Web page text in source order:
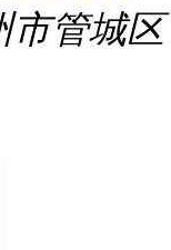
市管城区